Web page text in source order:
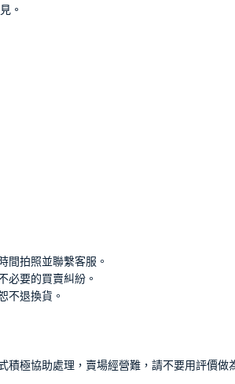
。
間拍照並聯繫客服。
必要的買賣糾紛。
不退換貨。
極協助處理，賣場經營難，請不要用評價做